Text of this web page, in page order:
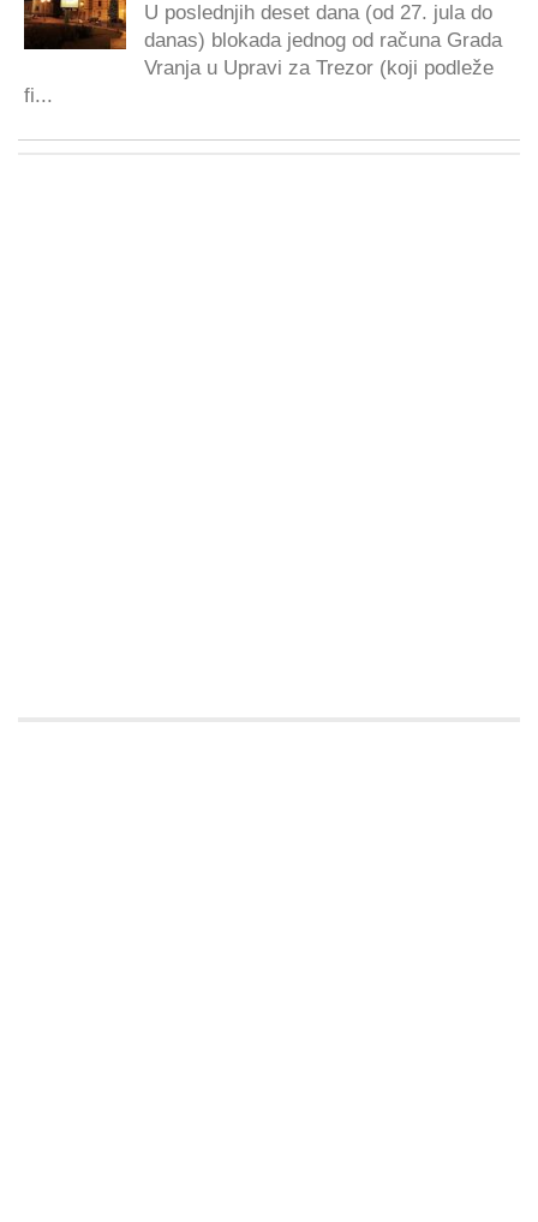
U poslednjih deset dana (od 27. jula do
danas) blokada jednog od računa Grada
Vranja u Upravi za Trezor (koji podleže
fi...